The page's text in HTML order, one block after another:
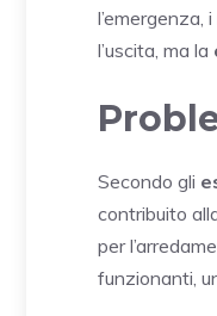
l’emergenza,
l’uscita, ma la
Secondo gli
contribuito
per
funzionanti,